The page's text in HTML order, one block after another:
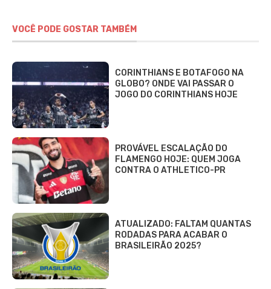
VOCÊ PODE GOSTAR TAMBÉM
CORINTHIANS E BOTAFOGO NA
GLOBO? ONDE VAI PASSAR O
JOGO DO CORINTHIANS HOJE
PROVÁVEL ESCALAÇÃO DO
FLAMENGO HOJE: QUEM JOGA
CONTRA O ATHLETICO-PR
ATUALIZADO: FALTAM QUANTAS
RODADAS PARA ACABAR O
BRASILEIRÃO 2025?